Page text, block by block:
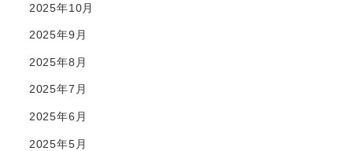
2025年10月
2025年9月
2025年8月
2025年7月
2025年6月
2025年5月